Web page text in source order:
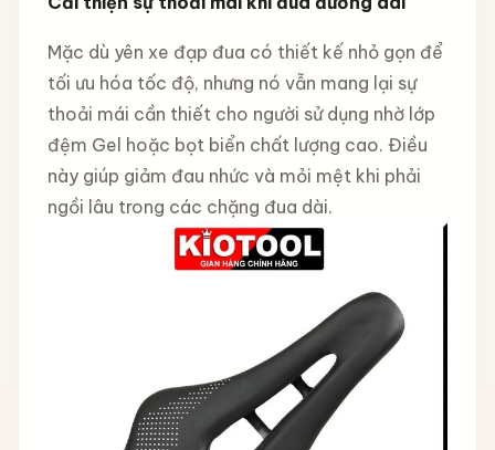
Mặc dù yên xe đạp đua có thiết kế nhỏ gọn để
tối ưu hóa tốc độ, nhưng nó vẫn mang lại sự
thoải mái cần thiết cho người sử dụng nhờ lớp
đệm Gel hoặc bọt biển chất lượng cao. Điều
này giúp giảm đau nhức và mỏi mệt khi phải
ngồi lâu trong các chặng đua dài.